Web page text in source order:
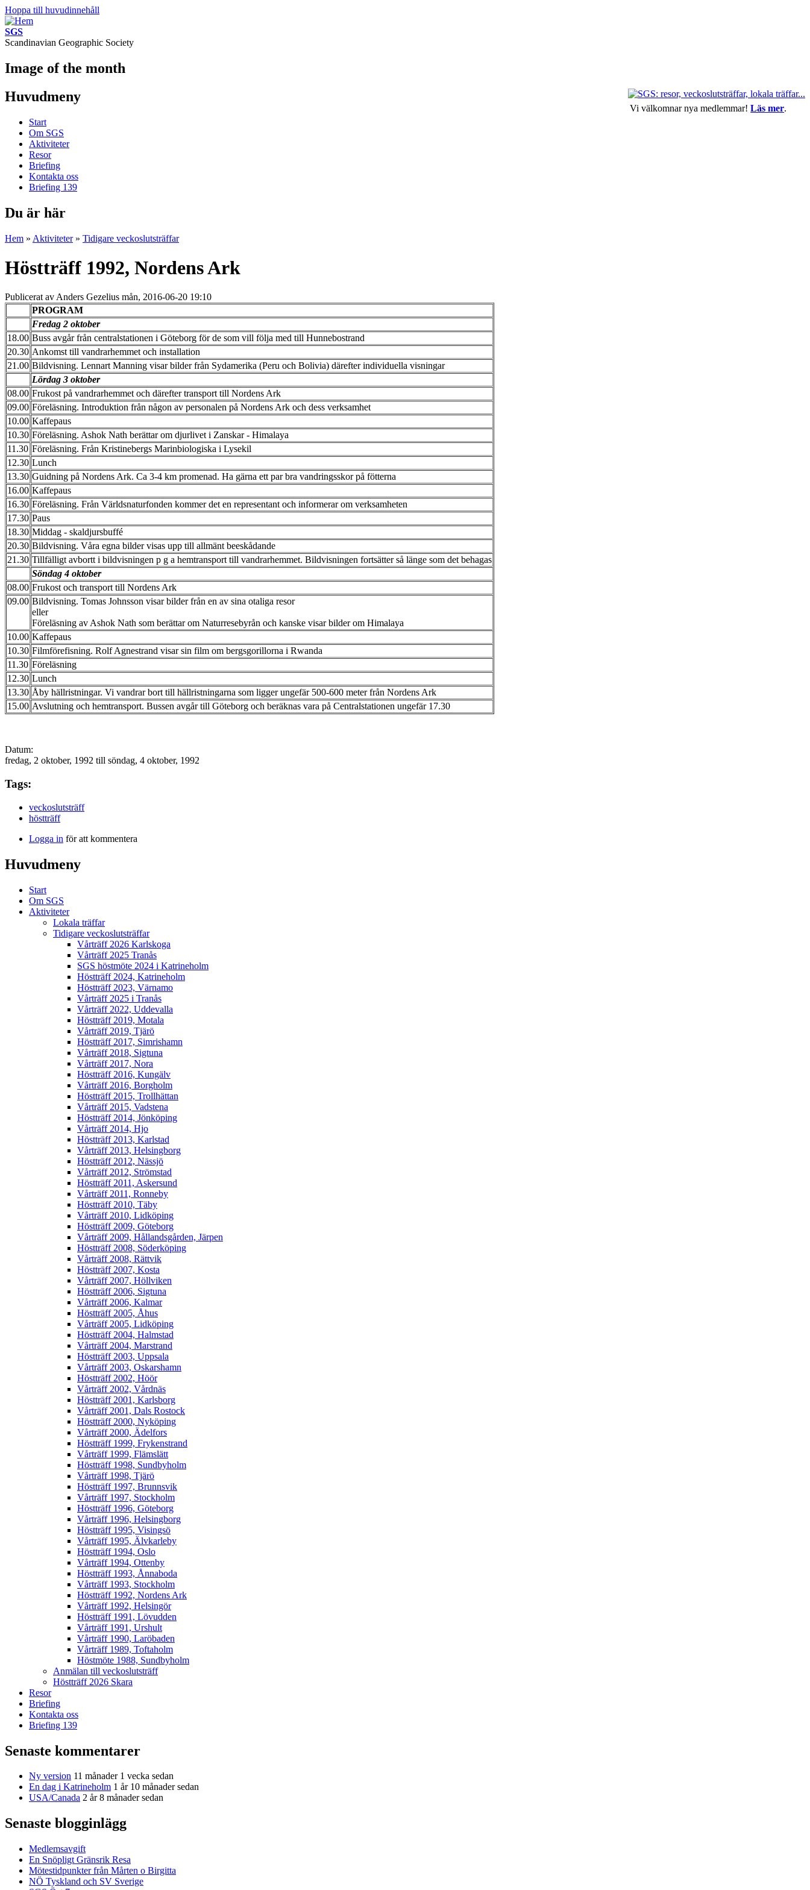
Hoppa till huvudinnehåll
SGS
Scandinavian Geographic Society
Image of the month
Vi välkomnar nya medlemmar!Läs mer.
Huvudmeny
Start
Om SGS
Aktiviteter
Resor
Briefing
Kontakta oss
Briefing 139
Du är här
Hem » Aktiviteter» Tidigare veckoslutsträffar
Höstträff 1992, Nordens Ark
Publicerat avAnders Gezelius mån, 2016-06-20 19:10
PROGRAM
Fredag 2 oktober
18.00 Buss avgår från centralstationen i Göteborg för de som vill följa med till Hunnebostrand
20.30 Ankomst till vandrarhemmet och installation
21.00 Bildvisning. Lennart Manning visar bilder från Sydamerika (Peru och Bolivia) därefter individuella visningar
Lördag 3 oktober
08.00 Frukost på vandrarhemmet och därefter transport till Nordens Ark
09.00 Föreläsning. Introduktion från någon av personalen på Nordens Ark och dess verksamhet
10.00 Kaffepaus
10.30 Föreläsning. Ashok Nath berättar om djurlivet i Zanskar - Himalaya
11.30 Föreläsning. Från Kristinebergs Marinbiologiska i Lysekil
12.30 Lunch
13.30 Guidning på Nordens Ark. Ca 3-4 km promenad. Ha gärna ett par bra vandringsskor på fötterna
16.00 Kaffepaus
16.30 Föreläsning. Från Världsnaturfonden kommer det en representant och informerar om verksamheten
17.30 Paus
18.30 Middag - skaldjursbuffé
20.30 Bildvisning. Våra egna bilder visas upp till allmänt beeskådande
21.30 Tillfälligt avbortt i bildvisningen p g a hemtransport till vandrarhemmet. Bildvisningen fortsätter så länge som det behagas
Söndag 4 oktober
08.00 Frukost och transport till Nordens Ark
09.00 Bildvisning. Tomas Johnsson visar bilder från en av sina otaliga resor
eller
​Föreläsning av Ashok Nath som berättar om Naturresebyrån och kanske visar bilder om Himalaya
10.00 Kaffepaus
10.30 Filmförefisning. Rolf Agnestrand visar sin film om bergsgorillorna i Rwanda
11.30 Föreläsning
12.30 Lunch
13.30 Åby hällristningar. Vi vandrar bort till hällristningarna som ligger ungefär 500-600 meter från Nordens Ark
15.00 Avslutning och hemtransport. Bussen avgår till Göteborg och beräknas vara på Centralstationen ungefär 17.30
Datum:
fredag, 2 oktober, 1992 till söndag, 4 oktober, 1992
Tags:
veckoslutsträff
höstträff
Logga in för att kommentera
Huvudmeny
Start
Om SGS
Aktiviteter
Lokala träffar
Tidigare veckoslutsträffar
Vårträff 2026 Karlskoga
Vårträff 2025 Tranås
SGS höstmöte 2024 i Katrineholm
Höstträff 2024, Katrineholm
Höstträff 2023, Värnamo
Vårträff 2025 i Tranås
Vårträff 2022, Uddevalla
Höstträff 2019, Motala
Vårträff 2019, Tjärö
Höstträff 2017, Simrishamn
Vårträff 2018, Sigtuna
Vårträff 2017, Nora
Höstträff 2016, Kungälv
Vårträff 2016, Borgholm
Höstträff 2015, Trollhättan
Vårträff 2015, Vadstena
Höstträff 2014, Jönköping
Vårträff 2014, Hjo
Höstträff 2013, Karlstad
Vårträff 2013, Helsingborg
Höstträff 2012, Nässjö
Vårträff 2012, Strömstad
Höstträff 2011, Askersund
Vårträff 2011, Ronneby
Höstträff 2010, Täby
Vårträff 2010, Lidköping
Höstträff 2009, Göteborg
Vårträff 2009, Hållandsgården, Järpen
Höstträff 2008, Söderköping
Vårträff 2008, Rättvik
Höstträff 2007, Kosta
Vårträff 2007, Höllviken
Höstträff 2006, Sigtuna
Vårträff 2006, Kalmar
Höstträff 2005, Åhus
Vårträff 2005, Lidköping
Höstträff 2004, Halmstad
Vårträff 2004, Marstrand
Höstträff 2003, Uppsala
Vårträff 2003, Oskarshamn
Höstträff 2002, Höör
Vårträff 2002, Vårdnäs
Höstträff 2001, Karlsborg
Vårträff 2001, Dals Rostock
Höstträff 2000, Nyköping
Vårträff 2000, Ädelfors
Höstträff 1999, Frykenstrand
Vårträff 1999, Flämslätt
Höstträff 1998, Sundbyholm
Vårträff 1998, Tjärö
Höstträff 1997, Brunnsvik
Vårträff 1997, Stockholm
Höstträff 1996, Göteborg
Vårträff 1996, Helsingborg
Höstträff 1995, Visingsö
Vårträff 1995, Älvkarleby
Höstträff 1994, Oslo
Vårträff 1994, Ottenby
Höstträff 1993, Ånnaboda
Vårträff 1993, Stockholm
Höstträff 1992, Nordens Ark
Vårträff 1992, Helsingör
Höstträff 1991, Lövudden
Vårträff 1991, Urshult
Vårträff 1990, Laröbaden
Vårträff 1989, Toftaholm
Höstmöte 1988, Sundbyholm
Anmälan till veckoslutsträff
Höstträff 2026 Skara
Resor
Briefing
Kontakta oss
Briefing 139
Senaste kommentarer
Ny version 11 månader 1 vecka sedan
En dag i Katrineholm 1 år 10 månader sedan
USA/Canada 2 år 8 månader sedan
Senaste blogginlägg
Medlemsavgift
En Snöpligt Gränsrik Resa
Mötestidpunkter från Mårten o Birgitta
NÖ Tyskland och SV Sverige